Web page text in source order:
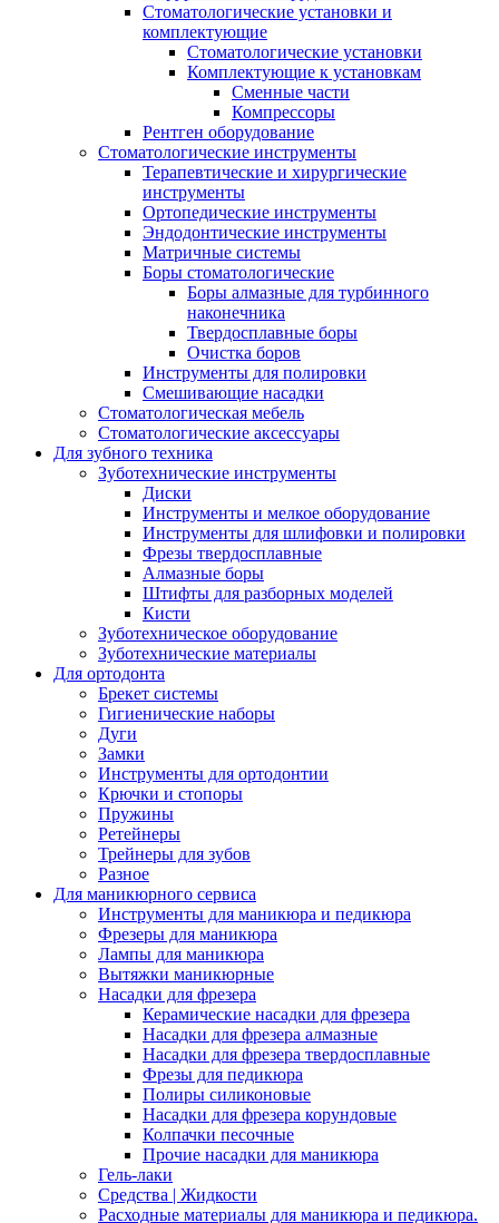
Стоматологические установки и
комплектующие
Стоматологические установки
Комплектующие к установкам
Сменные части
Компрессоры
Рентген оборудование
Стоматологические инструменты
Терапевтические и хирургические
инструменты
Ортопедические инструменты
Эндодонтические инструменты
Матричные системы
Боры стоматологические
Боры алмазные для турбинного
наконечника
Твердосплавные боры
Очистка боров
Инструменты для полировки
Смешивающие насадки
Стоматологическая мебель
Стоматологические аксессуары
Для зубного техника
Зуботехнические инструменты
Диски
Инструменты и мелкое оборудование
Инструменты для шлифовки и полировки
Фрезы твердосплавные
Алмазные боры
Штифты для разборных моделей
Кисти
Зуботехническое оборудование
Зуботехнические материалы
Для ортодонта
Брекет системы
Гигиенические наборы
Дуги
Замки
Инструменты для ортодонтии
Крючки и стопоры
Пружины
Ретейнеры
Трейнеры для зубов
Разное
Для маникюрного сервиса
Инструменты для маникюра и педикюра
Фрезеры для маникюра
Лампы для маникюра
Вытяжки маникюрные
Насадки для фрезера
Керамические насадки для фрезера
Насадки для фрезера алмазные
Насадки для фрезера твердосплавные
Фрезы для педикюра
Полиры силиконовые
Насадки для фрезера корундовые
Колпачки песочные
Прочие насадки для маникюра
Гель-лаки
Средства | Жидкости
Расходные материалы для маникюра и педикюра.